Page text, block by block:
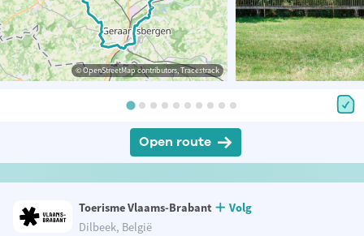
© OpenStreetMap contributors, Tracestrack
Open route
Toerisme Vlaams-Brabant
Volg
Dilbeek, België